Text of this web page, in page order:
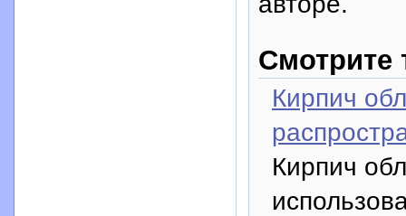
Смотрите
Кирпич
Кирпич